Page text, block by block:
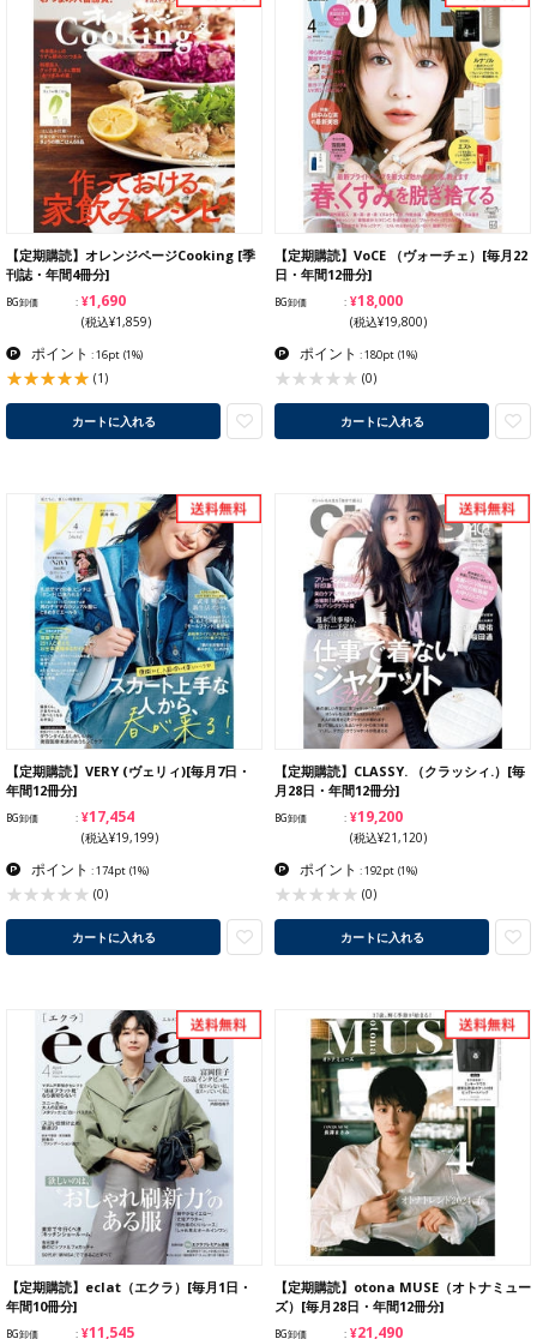
【定期購読】オレンジページCooking [季
刊誌・年間4冊分]
BG卸価 ¥1,690
(税込¥1,859)
ポイント : 16pt (1%)
(1)
カートに入れる
【定期購読】VoCE （ヴォーチェ）[毎月22
日・年間12冊分]
BG卸価 ¥18,000
(税込¥19,800)
ポイント : 180pt (1%)
(0)
カートに入れる
【定期購読】VERY (ヴェリィ)[毎月7日・
年間12冊分]
BG卸価 ¥17,454
(税込¥19,199)
ポイント : 174pt (1%)
(0)
カートに入れる
【定期購読】CLASSY. （クラッシィ.）[毎
月28日・年間12冊分]
BG卸価 ¥19,200
(税込¥21,120)
ポイント : 192pt (1%)
(0)
カートに入れる
【定期購読】eclat（エクラ）[毎月1日・
年間10冊分]
BG卸価 ¥11,545
【定期購読】otona MUSE（オトナミュー
ズ）[毎月28日・年間12冊分]
BG卸価 ¥21,490